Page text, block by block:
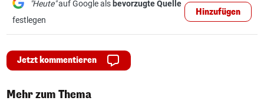
"Heute"auf Google als bevorzugte Quelle
festlegen
Hinzufügen
Jetzt kommentieren
Mehr zum Thema